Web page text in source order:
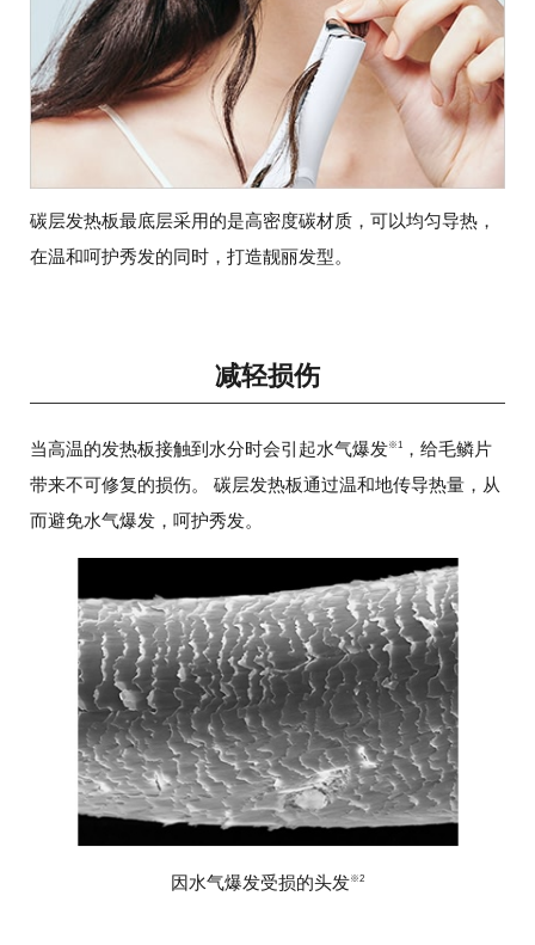
碳层发热板最底层采用的是高密度碳材质，可以均匀导热，
在温和呵护秀发的同时，打造靓丽发型。
减轻损伤
当高温的发热板接触到水分时会引起水气爆发※1
，给毛鳞片
带来不可修复的损伤。
碳层发热板通过温和地传导热量，从
而避免水气爆发，呵护秀发。
因水气爆发受损的头发※2